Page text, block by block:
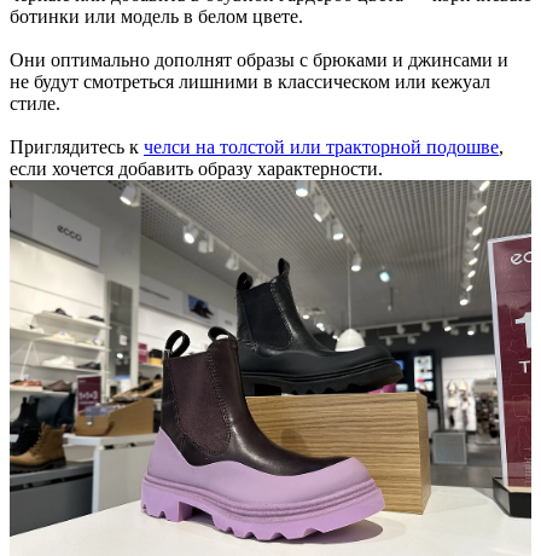
ботинки или модель в белом цвете.
Они оптимально дополнят образы с брюками и джинсами и
не будут смотреться лишними в классическом или кежуал
стиле.
Приглядитесь к челси на толстой или тракторной подошве,
если хочется добавить образу характерности.